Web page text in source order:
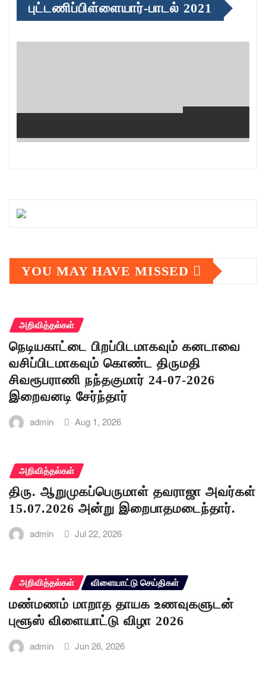
புட்டணிப்பிள்ளையார்-பாடல் 2021
YOU MAY HAVE MISSED
அறிவித்தல்கள்
நெடியகாட்டை பிறப்பிடமாகவும் கனடாவை
வசிப்பிடமாகவும் கொண்ட திருமதி
சிவரூபராணி நந்தகுமார் 24-07-2026
இறைவனடி சேர்ந்தார்
admin Aug 1, 2026
அறிவித்தல்கள்
திரு. ஆறுமுகப்பெருமாள் தவராஜா அவர்கள்
15.07.2026 அன்று இறைபாதமடைந்தார்.
admin Jul 22, 2026
அறிவித்தல்கள் விளையாட்டு செய்திகள்
மண்மணம் மாறாத தாயக உணவுகளுடன்
புளூஸ் விளையாட்டு விழா 2026
admin Jun 26, 2026